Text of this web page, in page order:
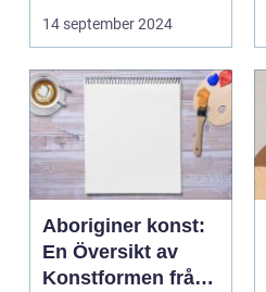
14 september 2024
Aboriginer konst:
En Översikt av
Konstformen från